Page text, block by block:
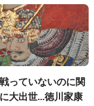
っていないのに関
大出世...徳川家康